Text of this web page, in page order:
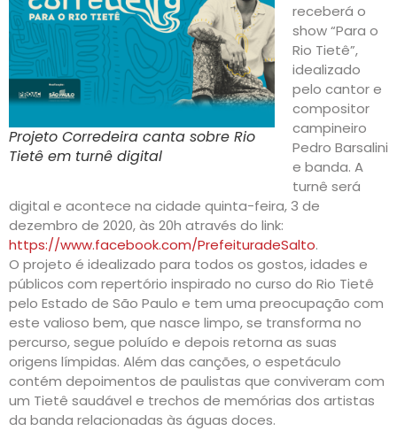
Projeto Corredeira canta sobre Rio
Tietê em turnê digital
receberá o
show “Para o
Rio Tietê”,
idealizado
pelo cantor e
compositor
campineiro
Pedro Barsalini
e banda. A
turnê será
digital e acontece na cidade quinta-feira, 3 de
dezembro de 2020, às 20h através do link:
https://www.facebook.com/PrefeituradeSalto.
O projeto é idealizado para todos os gostos, idades e
públicos com repertório inspirado no curso do Rio Tietê
pelo Estado de São Paulo e tem uma preocupação com
este valioso bem, que nasce limpo, se transforma no
percurso, segue poluído e depois retorna as suas
origens límpidas. Além das canções, o espetáculo
contém depoimentos de paulistas que conviveram com
um Tietê saudável e trechos de memórias dos artistas
da banda relacionadas às águas doces.